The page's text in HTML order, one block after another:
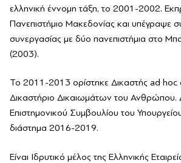
ελληνική έννομη τάξη, το 2001-2002.
Πανεπιστήμιο Μακεδονίας και υπέγραψε
συνεργασίας με δύο πανεπιστήμια στο
(2003).
Το 2011-2013 ορίστηκε Δικαστής ad hoc
Δικαστήριο Δικαιωμάτων του Ανθρώπου.
Επιστημονικού Συμβουλίου του
διάστημα 2016-2019.
Είναι Ιδρυτικό μέλος της Ελληνικής